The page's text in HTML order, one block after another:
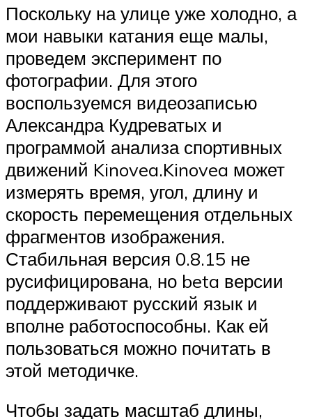
Поскольку на улице уже холодно, а
мои навыки катания еще малы,
проведем эксперимент по
фотографии. Для этого
воспользуемся видеозаписью
Александра Кудреватых и
программой анализа спортивных
движений Kinovea.Kinovea может
измерять время, угол, длину и
скорость перемещения отдельных
фрагментов изображения.
Стабильная версия 0.8.15 не
русифицирована, но beta версии
поддерживают русский язык и
вполне работоспособны. Как ей
пользоваться можно почитать в
этой методичке.
Чтобы задать масштаб длины,